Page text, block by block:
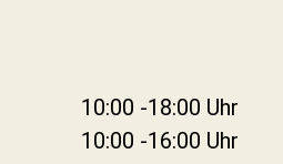
10:00 -18:00 Uhr
10:00 -16:00 Uhr